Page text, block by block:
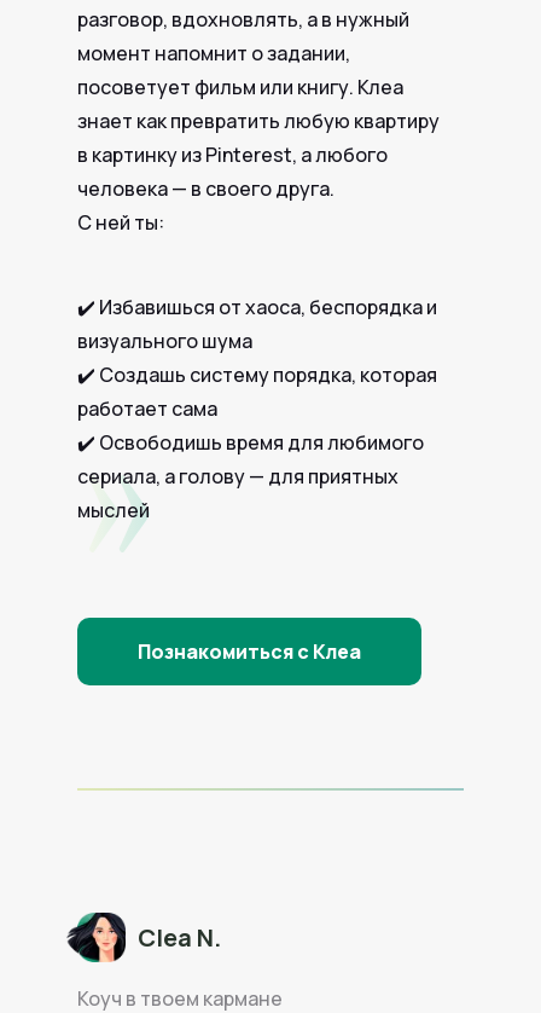
разговор, вдохновлять, а в нужный
момент напомнит о задании,
посоветует фильм или книгу. Клеа
знает как превратить любую квартиру
в картинку из Pinterest, а любого
человека — в своего друга.
С ней ты:
✔️ Избавишься от хаоса, беспорядка и
визуального шума
✔️ Создашь систему порядка, которая
работает сама
✔️ Освободишь время для любимого
сериала, а голову — для приятных
мыслей
Познакомиться с Клеа
Коуч в твоем кармане
Clea N.